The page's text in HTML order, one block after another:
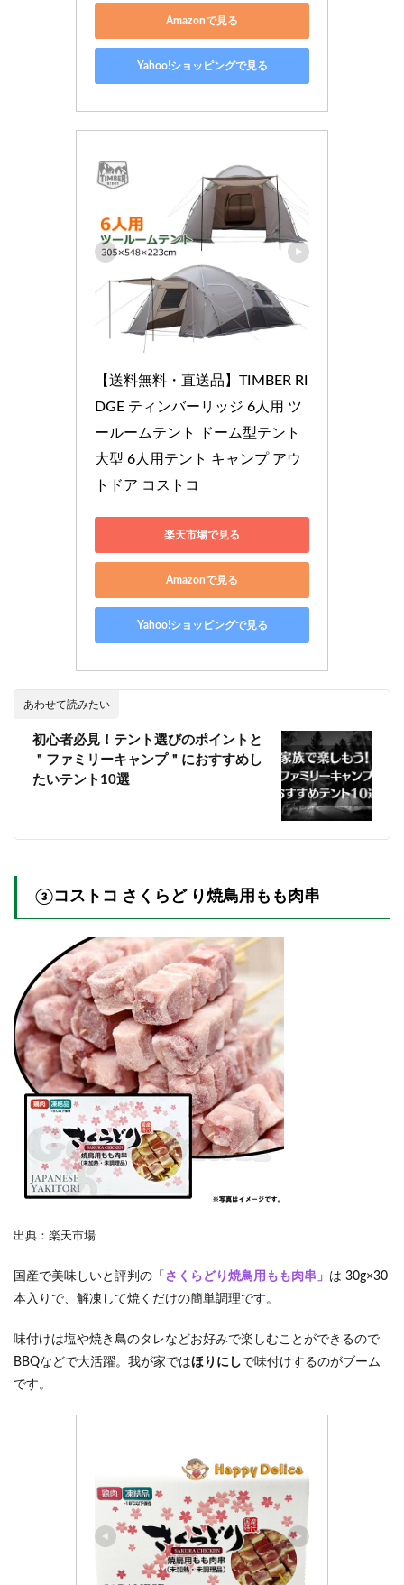
Amazonで見る
Yahoo!ショッピングで見る
【送料無料・直送品】TIMBER RI
DGE ティンバーリッジ 6人用 ツ
ールームテント ドーム型テント
大型 6人用テント キャンプ アウ
トドア コストコ
楽天市場で見る
Amazonで見る
Yahoo!ショッピングで見る
あわせて読みたい
初心者必見！テント選びのポイントと
＂ファミリーキャンプ＂におすすめし
たいテント10選
③コストコ さくらど り焼鳥用もも肉串
出典：楽天市場
国産で美味しいと評判の「 さくらどり焼鳥用もも肉串」 は 30g×30
本入りで、解凍して焼くだけの簡単調理です。
味付けは塩や焼き鳥のタレなどお好みで楽しむことができるので
BBQなどで大活躍。我が家ではほりにしで味付けするのがブーム
です。